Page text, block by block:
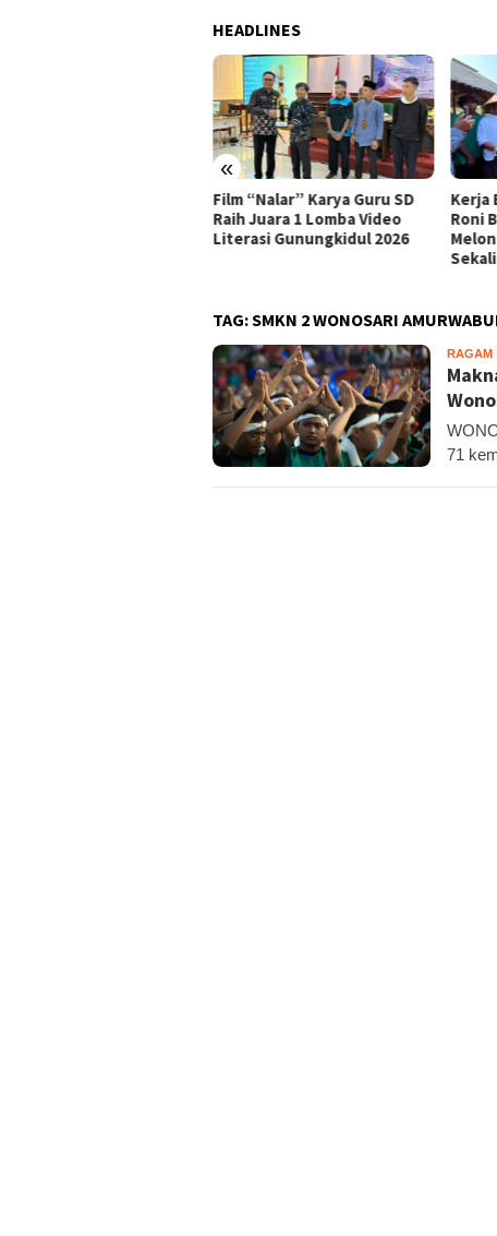
HEADLINES
«
Kerja Buruh Bangunan Sepi,
Roni Banting Stir Tanam
Melon Untung Rp40 Juta
ASI
Hamil
TAG:SMKN 2 WONOSARI
RAGAM
71